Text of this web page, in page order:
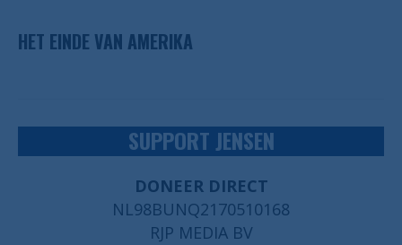
HET EINDE VAN AMERIKA
SUPPORT JENSEN
DONEER DIRECT
NL98BUNQ2170510168
RJP MEDIA BV